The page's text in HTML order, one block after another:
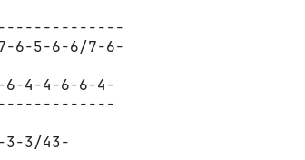
6-5-6-6/7-6-
4-4-6-6-4-
3/43-